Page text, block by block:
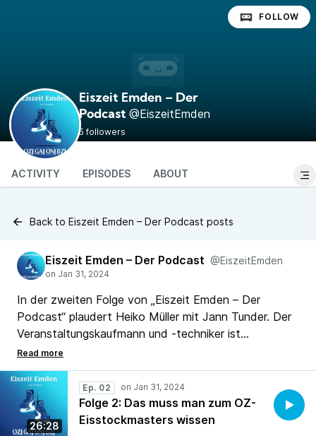
Eiszeit Emden – Der
Podcast @EiszeitEmden
5 followers
FOLLOW
ACTIVITY EPISODES ABOUT
Back to Eiszeit Emden – Der Podcast posts
Eiszeit Emden – Der Podcast @EiszeitEmden
In der zweiten Folge von „Eiszeit Emden – Der
Podcast“ plaudert Heiko Müller mit Jann Tunder. Der
Veranstaltungskaufmann und -techniker ist
verantwortlich für das OZ-Eisstockmasters. Er spricht
über diese Wintersportart, über die teilnehmenden
Mannschaften, den Modus und den Ablauf des
Turniers mit hohem Spaßfaktor.
26:28
Ep. 02
Folge 2: Das muss man zum OZ-
Eisstockmasters wissen